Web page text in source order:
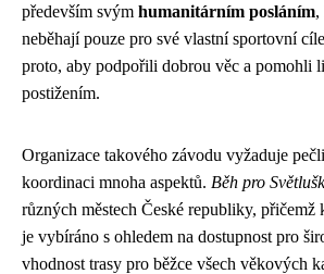
především svým humanitárním posláním,
neběhají pouze pro své vlastní sportovní
proto, aby podpořili dobrou věc a pomohli
postižením.
Organizace takového závodu vyžaduje
koordinaci mnoha aspektů. Běh pro
různých městech České republiky, přičemž
je vybíráno s ohledem na dostupnost pro
vhodnost trasy pro běžce všech věkových